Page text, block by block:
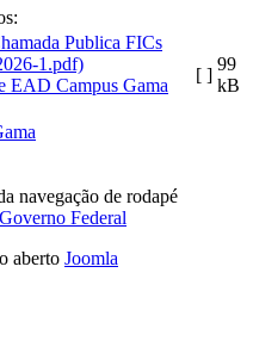
EAD Campus Gama
[ ]
99
kB
navegação de rodapé
aberto Joomla